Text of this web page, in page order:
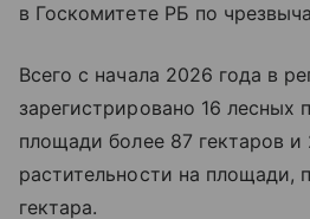
в Госкомитете РБ по
Всего с начала 2026 года в
зарегистрировано 16
площади более 87 гектаров и
растительности на
гектара.